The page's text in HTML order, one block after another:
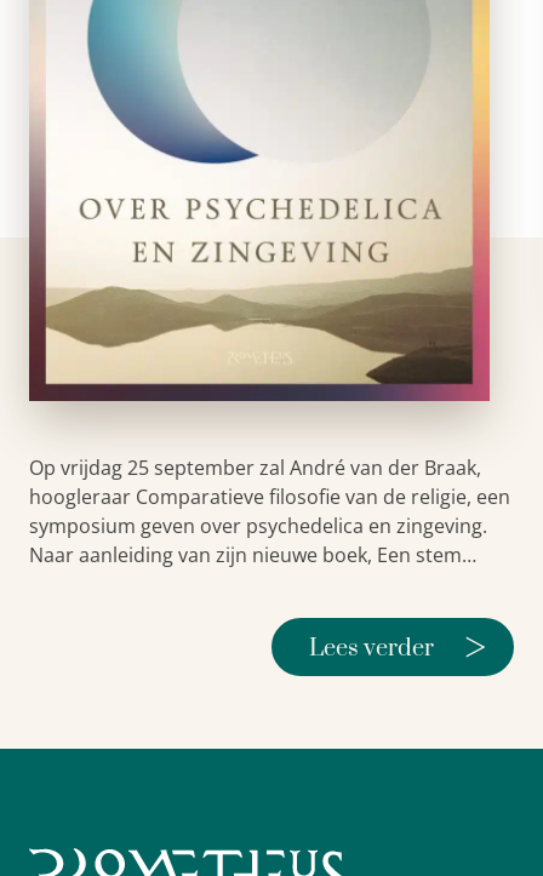
Op vrijdag 25 september zal André van der Braak,
hoogleraar Comparatieve filosofie van de religie, een
symposium geven over psychedelica en zingeving.
Naar aanleiding van zijn nieuwe boek, Een stem…
Lees verder >